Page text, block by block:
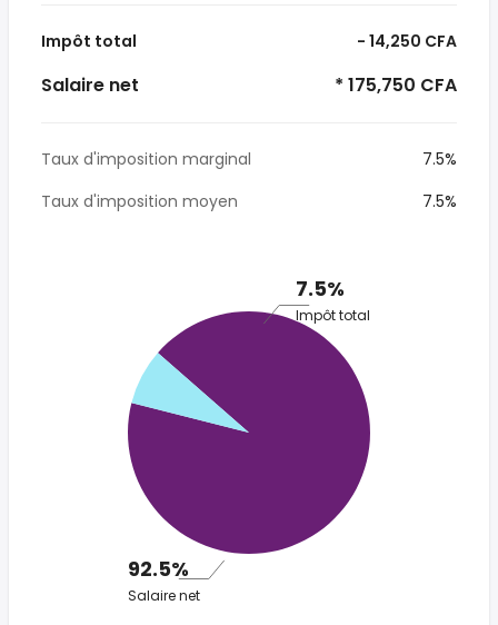
Impôt total - 14,250 CFA
Salaire net * 175,750 CFA
Taux d'imposition marginal
7.5%
Taux d'imposition moyen
7.5%
7.5%
Impôt total
92.5%
Salaire net